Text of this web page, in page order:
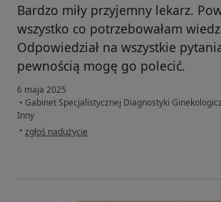
Bardzo miły przyjemny lekarz.
wszystko co potrzebowałam
Odpowiedział na wszystkie
pewnością mogę go polecić.
6 maja 2025
• Gabinet Specjalistycznej Diagnostyki
Inny
• w opinii użytkownika M
zgłoś nadużycie